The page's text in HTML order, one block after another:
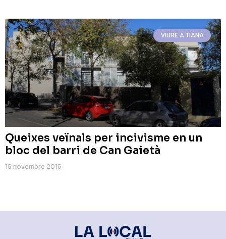
VIURE A TIANA
Queixes veïnals per incivisme en un
bloc del barri de Can Gaietà
15 novembre 2015